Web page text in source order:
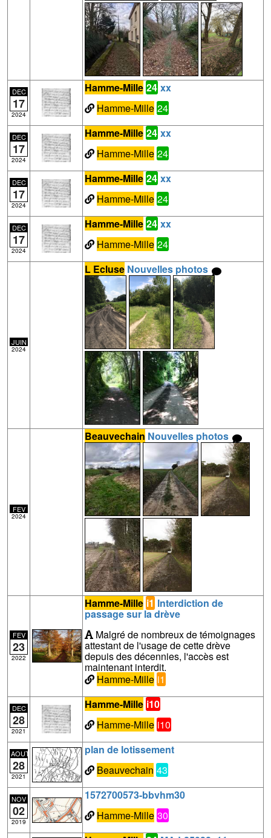
DEC
17
2024
Hamme-Mille 24 xx
Hamme-Mille 24
DEC
17
2024
Hamme-Mille 24 xx
Hamme-Mille 24
DEC
17
2024
Hamme-Mille 24 xx
Hamme-Mille 24
DEC
17
2024
Hamme-Mille 24 xx
Hamme-Mille 24
JUIN
2024
L Ecluse Nouvelles photos
FEV
2024
Beauvechain Nouvelles photos
FEV
23
2022
Hamme-Mille i1 Interdiction de
passage sur la drève
Malgré de nombreux de témoignages
attestant de l'usage de cette drève
depuis des décennies, l'accès est
maintenant interdit.
Hamme-Mille i1
DEC
28
2021
Hamme-Mille i10
Hamme-Mille i10
AOUT
28
2021
plan de lotissement
Beauvechain 43
NOV
02
2019
1572700573-bbvhm30
Hamme-Mille 30